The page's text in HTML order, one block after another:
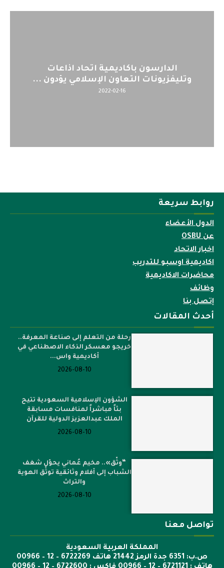
اتحاد اذاعات
الإسلامي يؤدون ...
اليوم : المشاركة
لمنظمي
روابط سريعة
الدول الأعضاء
عن OSBU
اخبار الاتحاد
اكاديمية اوسبو للتدريب
محاضرات الاكاديمية
وظائف
إتصل بنا
أحدث المقالات
رحلة من التعلم إلى صناعة المعرفة..
خريجو معسكر الذكاء الاصطناعي في
أكاديمية واس...
الشؤون الإسلامية السعودية تتيح
بثاً مباشراً لمنافسات مسابقة
الملك عبدالعزيز الدولية للقرآن
“وثّق».. مخيم عُماني يحوّل شغف
الشباب إلى أفلام وثائقية توثّق الهوية
والتراث
2026-08-10
تواصل معنا
المملكة العربية السعودية
ص.ب: 6351 جدة الرمز 21442 هاتف 6722269 – 12 – 00966